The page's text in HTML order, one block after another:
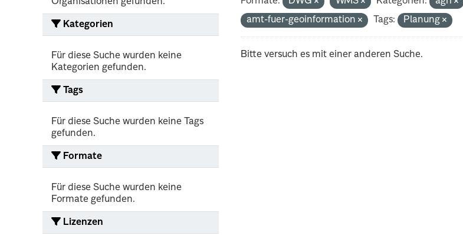
Kategorien
Für diese Suche wurden keine
Kategorien gefunden.
Tags
Für diese Suche wurden keine Tags
gefunden.
Formate
Für diese Suche wurden keine
Formate gefunden.
Lizenzen
amt-fuer-geoinformation
Tags: Planung
Bitte versuch es mit einer anderen Suche.